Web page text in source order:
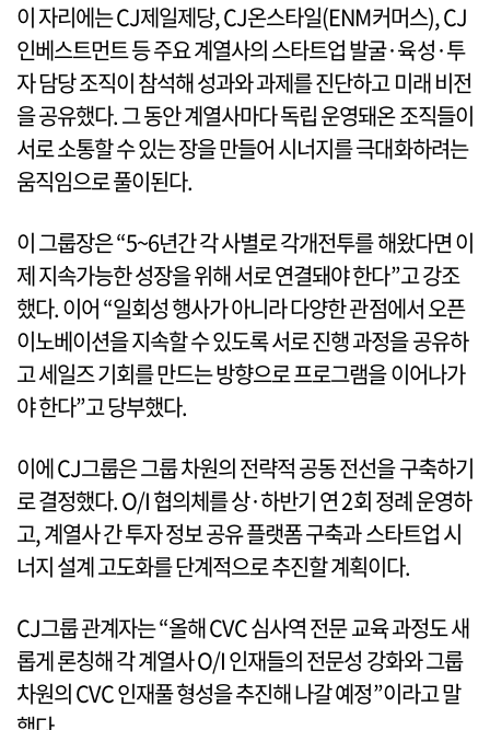
이 자리에는 CJ제일제당, CJ온스타일(ENM커머스), CJ
인베스트먼트 등 주요 계열사의 스타트업 발굴·육성·투
자 담당 조직이 참석해 성과와 과제를 진단하고 미래 비전
을 공유했다. 그 동안 계열사마다 독립 운영돼온 조직들이
서로 소통할 수 있는 장을 만들어 시너지를 극대화하려는
움직임으로 풀이된다.
이 그룹장은 “5~6년간 각 사별로 각개전투를 해왔다면 이
제 지속가능한 성장을 위해 서로 연결돼야 한다”고 강조
했다. 이어 “일회성 행사가 아니라 다양한 관점에서 오픈
이노베이션을 지속할 수 있도록 서로 진행 과정을 공유하
고 세일즈 기회를 만드는 방향으로 프로그램을 이어나가
야 한다”고 당부했다.
이에 CJ그룹은 그룹 차원의 전략적 공동 전선을 구축하기
로 결정했다. O/I 협의체를 상·하반기 연 2회 정례 운영하
고, 계열사 간 투자 정보 공유 플랫폼 구축과 스타트업 시
너지 설계 고도화를 단계적으로 추진할 계획이다.
CJ그룹 관계자는 “올해 CVC 심사역 전문 교육 과정도 새
롭게 론칭해 각 계열사 O/I 인재들의 전문성 강화와 그룹
차원의 CVC 인재풀 형성을 추진해 나갈 예정”이라고 말